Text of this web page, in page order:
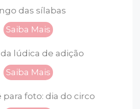
das sílabas
Saiba Mais
lúdica de adição
Saiba Mais
foto: dia do circo